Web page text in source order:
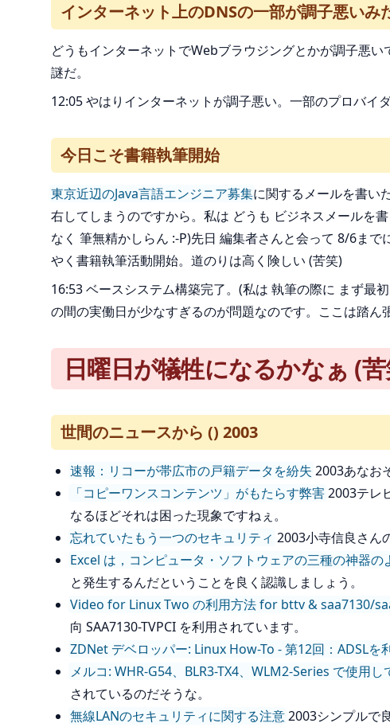
インターネット上のDNSの一部が調子悪いみ
どうもインターネットでWebブラウジングとかが調子悪
謎だ。
12:05 やはりインターネットが調子悪い。一部のプロバイ
今日こそ書籍執筆開始
東京近辺のJava言語エンジニア募集に関するメールを書い
右してしまうのですから。私は どうも ビジネスメールを
なく 筆無精かしらん :-P)先日 編集者さんと会って 8/6ま
やく書籍執筆活動開始。道のりは高く険しい (苦笑)
16:53 ベースシステム構築完了。(私は 執筆の際に まず最
の間の実働日が少なすぎるのが問題なのです。ここは踏ん
日曜日が犠牲になるかなぁ (
世間のニュースから () 2003
速報：リコーが帯広市の戸籍データを紛失 2003あなお
「コピーワンスコンテンツ」がもたらす弊害2003テレ
なるほどそれは困った現象ですねぇ。
忘れていたもう一つのセキュリティ 2003小寺信良さん
Excel は，コンピュータ・ソフトウェアの三種の神器
と発生するんだということを良く認識しましょう。
Video for Linux Two の利用方法 for bttv & saa7130/
向 SAA7130-TVPCI を利用されています。
ZDNet デベロッパー: Linux How-To - 第12回：ADSLを
メルコ: WHR-G54、BLR3-TX4、WLM2-Series で使用
されているのだそうな。
無線LANのセキュリティに関する注意2003シンプルで